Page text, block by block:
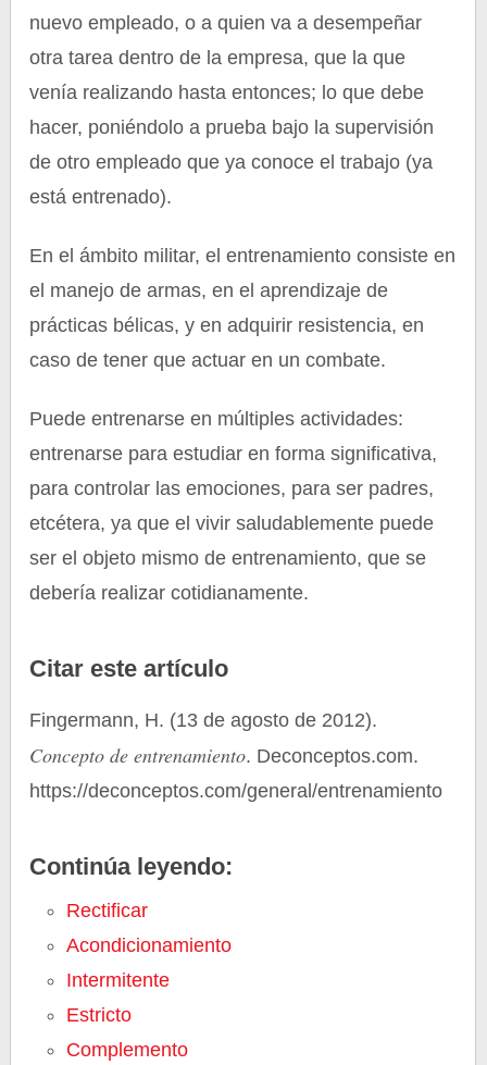
nuevo empleado, o a quien va a desempeñar
otra tarea dentro de la empresa, que la que
venía realizando hasta entonces; lo que debe
hacer, poniéndolo a prueba bajo la supervisión
de otro empleado que ya conoce el trabajo (ya
está entrenado).
En el ámbito militar, el entrenamiento consiste en
el manejo de armas, en el aprendizaje de
prácticas bélicas, y en adquirir resistencia, en
caso de tener que actuar en un combate.
Puede entrenarse en múltiples actividades:
entrenarse para estudiar en forma significativa,
para controlar las emociones, para ser padres,
etcétera, ya que el vivir saludablemente puede
ser el objeto mismo de entrenamiento, que se
debería realizar cotidianamente.
Citar este artículo
Fingermann, H. (13 de agosto de 2012).
Concepto de entrenamiento. Deconceptos.com.
https://deconceptos.com/general/entrenamiento
Continúa leyendo:
Rectificar
Acondicionamiento
Intermitente
Estricto
Complemento